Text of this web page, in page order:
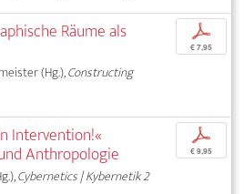
Räume als
(Hg.),Constructing
p
€ 7,95
Intervention!«
Anthropologie
Cybernetics | Kybernetik 2
p
€ 9,95